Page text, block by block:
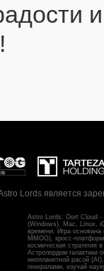
и
Lords является
Astro Lords: Oort Cloud -
(Windows), Mac, Linux,
времени. Игра основана
MMOG), кросс-
космическая стратегия
Астролордом галактики
инопланетной расой
генералами, изучай